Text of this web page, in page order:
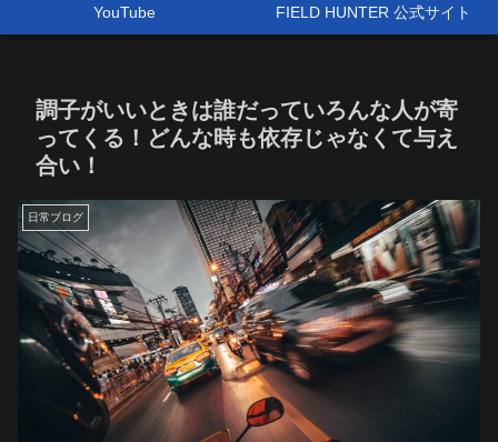
YouTube FIELD HUNTER 公式サイト
調子がいいときは誰だっていろんな人が寄
ってくる！どんな時も依存じゃなくて与え
合い！
日常ブログ